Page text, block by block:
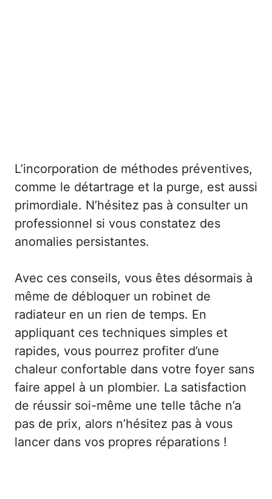
L’incorporation de méthodes préventives,
comme le détartrage et la purge, est aussi
primordiale. N’hésitez pas à consulter un
professionnel si vous constatez des
anomalies persistantes.
Avec ces conseils, vous êtes désormais à
même de débloquer un robinet de
radiateur en un rien de temps. En
appliquant ces techniques simples et
rapides, vous pourrez profiter d’une
chaleur confortable dans votre foyer sans
faire appel à un plombier. La satisfaction
de réussir soi-même une telle tâche n’a
pas de prix, alors n’hésitez pas à vous
lancer dans vos propres réparations !